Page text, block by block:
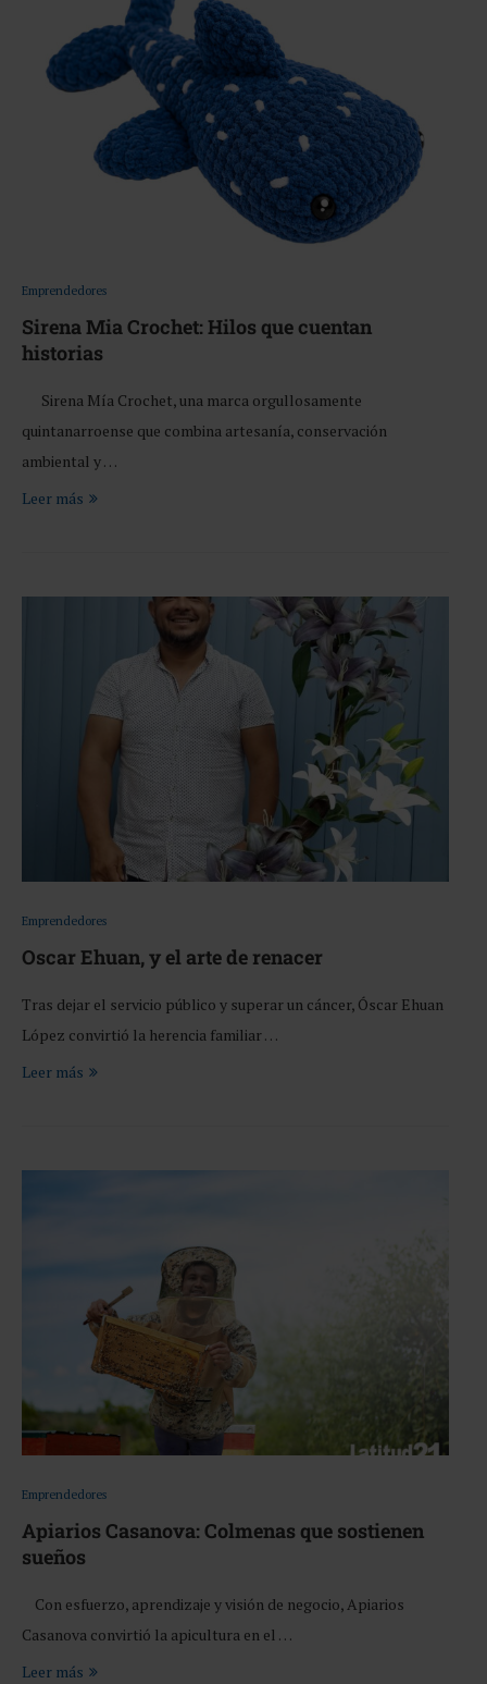
Emprendedores
Sirena Mia Crochet: Hilos que cuentan
historias
Sirena Mía Crochet, una marca orgullosamente
quintanarroense que combina artesanía, conservación
ambiental y …
Leer más
Emprendedores
Oscar Ehuan, y el arte de renacer
Tras dejar el servicio público y superar un cáncer, Óscar Ehuan
López convirtió la herencia familiar …
Leer más
Emprendedores
Apiarios Casanova: Colmenas que sostienen
sueños
Con esfuerzo, aprendizaje y visión de negocio, Apiarios
Casanova convirtió la apicultura en el …
Leer más